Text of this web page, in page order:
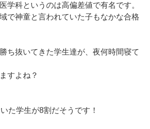
学科というのは高偏差値で有名です。
で神童と言われていた子もなかな合格
ち抜いてきた学生達が、夜何時間寝て
すよね？
た学生が8割だそうです！